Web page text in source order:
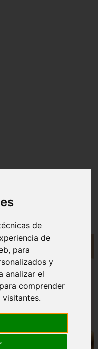
de
de
para
y
analizar el
comprender
visitantes.
Perros Husky